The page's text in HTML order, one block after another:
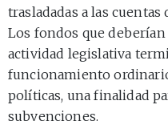
trasladadas a las
Los fondos que
actividad legislativa
funcionamiento
políticas, una finalidad
subvenciones.